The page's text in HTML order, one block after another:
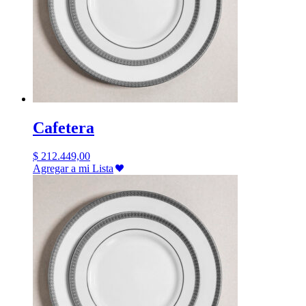
Cafetera
$ 212.449,00
Agregar a mi Lista